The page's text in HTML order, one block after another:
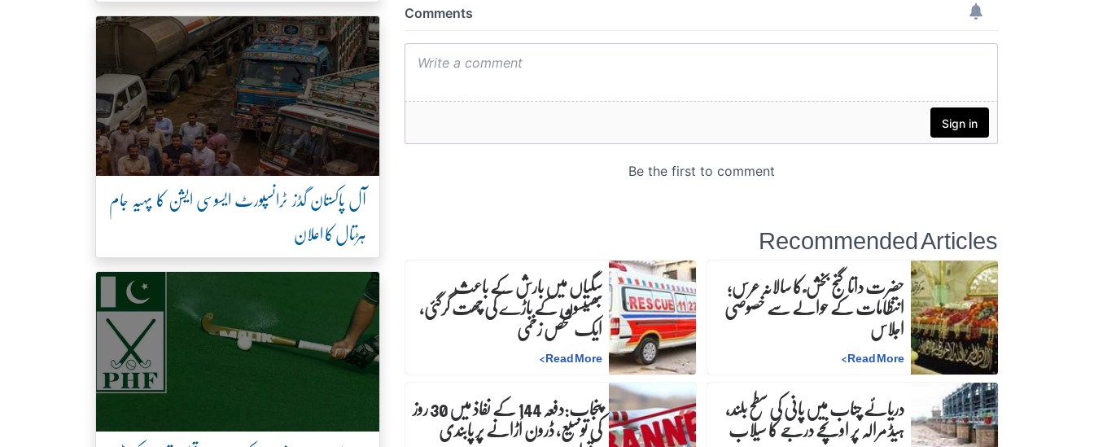
Recommended Articles
حضرت داتا گنج بخش ؒ کا سالانہ عرس;
انتظامات کے حوالے سے خصوصی
اجلاس
Read More
>
سگیاں میں بارش کے باعث
بھینسوں کے باڑے کی چھت گرگئی،
ایک شخص زخمی
Read More
>
دریائے چناب میں پانی کی سطح بلند،
ہیڈ مرالہ پر اونچے درجے کا سیلاب پنجاب:دفعہ 144 کے نفاذ میں 30 روز کی توسیع، ڈرون اُڑانے پر پابندی
آل پاکستان گڈز ٹرانسپورٹ ایسوسی ایشن کا پہیہ جام
ہڑتال کا اعلان